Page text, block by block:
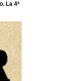
La 4ª